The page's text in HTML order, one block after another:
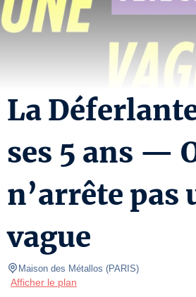
La
ses 5 ans —
n’arrête pas
vague
Maison des Métallos (PARIS)
Afficher le plan